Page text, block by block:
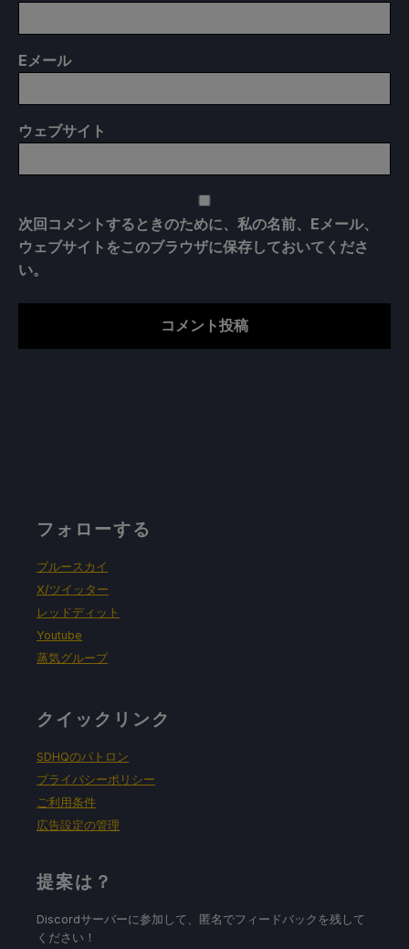
E メール
ウェブサイト
次回コメントするときのために、私の名前、Eメール、
ウェブサイトをこのブラウザに保存しておいてくださ
い。
フォローする
ブルースカイ
X/ツイッター
レッドディット
Youtube
蒸気グループ
クイックリンク
SDHQのパトロン
プライバシーポリシー
ご利用条件
広告設定の管理
提案は？
Discordサーバーに参加して、匿名でフィードバックを残して
ください！